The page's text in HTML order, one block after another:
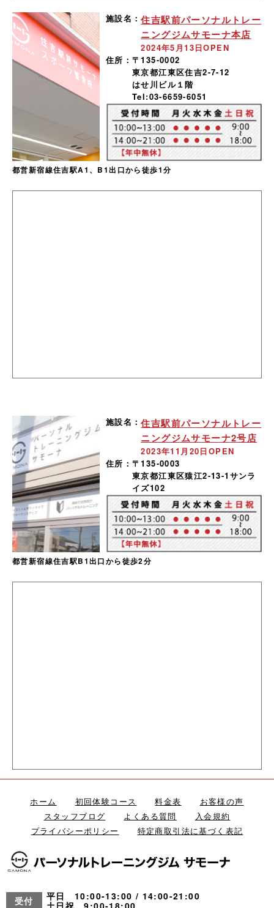
施設名：住吉駅前パーソナルトレー
ニングジムサモーナ本店
2024年5月13日OPEN
住所： 〒135-0002
東京都江東区住吉2-7-12
はせ川ビル１階
Tel:03-6659-6051
都営新宿線住吉駅A1、B1出口から徒歩1分
施設名：住吉駅前パーソナルトレー
ニングジムサモーナ2号店
2023年11月20日OPEN
住所： 〒135-0003
東京都江東区猿江2-13-1サンラ
イズ102
都営新宿線住吉駅B1出口から徒歩2分
ホーム 初回体験コース 料金表
お客様の声
スタッフブログ
よくある質問
入会規約
プライバシーポリシー
特定商取引法に基づく表記
受付
平日 10:00-13:00 / 14:00-21:00
土日祝 9:00-18:00